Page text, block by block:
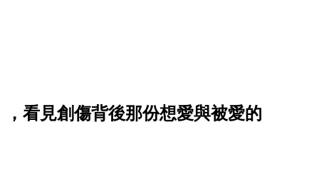
看見創傷背後那份想愛與被愛的